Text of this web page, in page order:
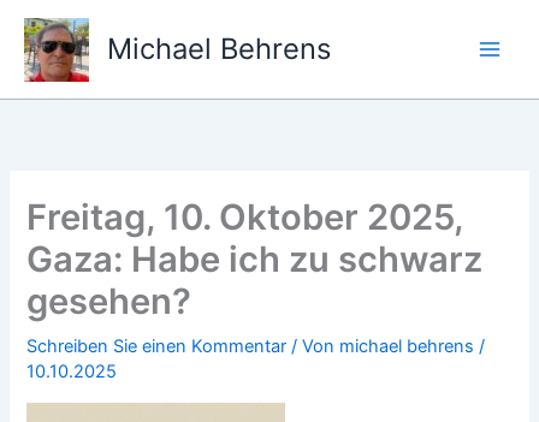
Zum
Inhalt
springen
Michael Behrens
Freitag, 10. Oktober 2025,
Gaza: Habe ich zu schwarz
gesehen?
Schreiben Sie einen Kommentar / Von michael behrens/
10.10.2025